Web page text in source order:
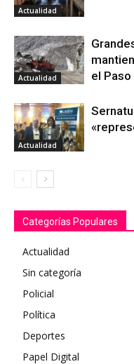
Actualidad
Actualidad
el
Actualidad
Categorías Populares
Actualidad
Sin categoría
Policial
Política
Deportes
Papel Digital